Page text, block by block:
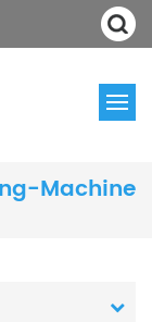
Machine